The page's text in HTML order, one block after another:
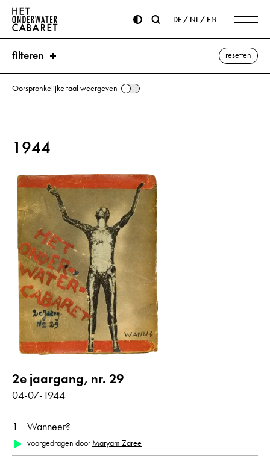
DE NL EN
filteren resetten
Bevrijding ⌫
Olsztyn Amerika Wroclaw Engeland
Gumbinnen
Hitler, Adolf Königsberg
Oostpruisen
Rusland Saalfeld Silezië
alle weergeven
Gedichten met audiobijdrage
alle 1944 1945
maand
alle februari juli
Oorspronkelijke taal weergeven
1944
2e jaargang, nr. 29
04-07-1944
1 Wanneer?
voorgedragen door Maryam Zaree